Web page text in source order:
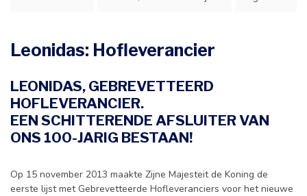
Leonidas: Hofleverancier
LEONIDAS, GEBREVETTEERD
HOFLEVERANCIER.
EEN SCHITTERENDE AFSLUITER VAN
ONS 100-JARIG BESTAAN!
Op 15 november 2013 maakte Zijne Majesteit de Koning de
eerste lijst met Gebrevetteerde Hofleveranciers voor het nieuwe